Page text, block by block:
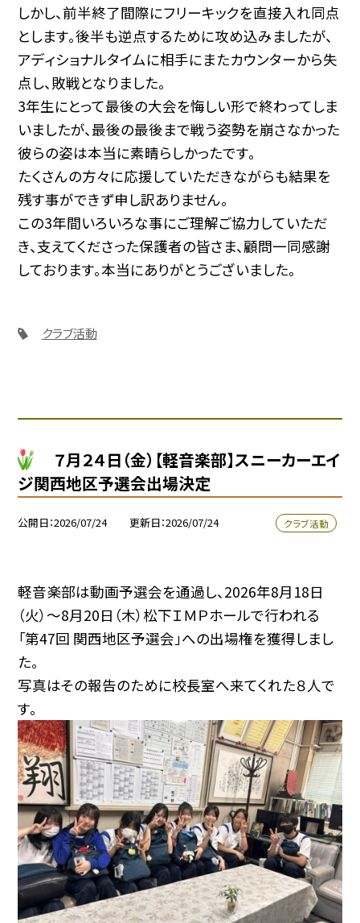
しかし、前半終了間際にフリーキックを直接入れ同点
とします。後半も逆点するために攻め込みましたが、
アディショナルタイムに相手にまたカウンターから失
点し、敗戦となりました。
3年生にとって最後の大会を悔しい形で終わってしま
いましたが、最後の最後まで戦う姿勢を崩さなかった
彼らの姿は本当に素晴らしかったです。
たくさんの方々に応援していただきながらも結果を
残す事ができず申し訳ありません。
この3年間いろいろな事にご理解ご協力していただ
き、支えてくださった保護者の皆さま、顧問一同感謝
しております。本当にありがとうございました。
クラブ活動
７月２４日（金）【軽音楽部】スニーカーエイ
ジ関西地区予選会出場決定
公開日 2026/07/24 更新日 2026/07/24 クラブ活動
軽音楽部は動画予選会を通過し、2026年8月18日
（火）～8月20日（木）松下ＩＭＰホールで行われる
「第47回 関西地区予選会」への出場権を獲得しまし
た。
写真はその報告のために校長室へ来てくれた８人で
す。